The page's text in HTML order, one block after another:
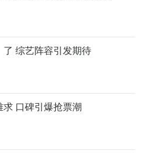
综艺阵容引发期待
口碑引爆抢票潮